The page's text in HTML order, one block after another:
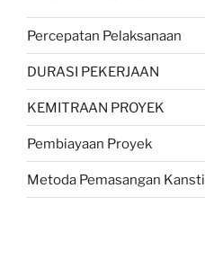
Percepatan Pelaksanaan
DURASI PEKERJAAN
KEMITRAAN PROYEK
Pembiayaan Proyek
Metoda Pemasangan